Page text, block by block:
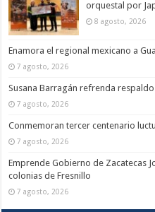
orquestal por
8 agosto, 2026
Enamora el regional mexicano a
7 agosto, 2026
Susana Barragán refrenda
7 agosto, 2026
Conmemoran tercer centenario
7 agosto, 2026
Emprende Gobierno de Zacatecas
colonias de Fresnillo
7 agosto, 2026